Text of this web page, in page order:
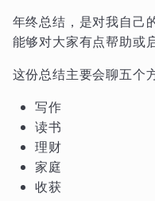
年终总结，是对我自己
能够对大家有点帮助或
这份总结主要会聊五个
写作
读书
理财
家庭
收获